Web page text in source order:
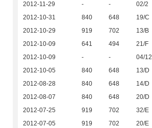
2012-11-29
- - 02/2
2012-10-31
840 648 19/C
2012-10-29
919 702 13/B
2012-10-09
641 494 21/F
2012-10-09
- - 04/12
2012-10-05
840 648 13/D
2012-08-28
840 648 14/D
2012-08-07
840 648 20/D
2012-07-25
919 702 32/E
2012-07-05
919 702 20/E